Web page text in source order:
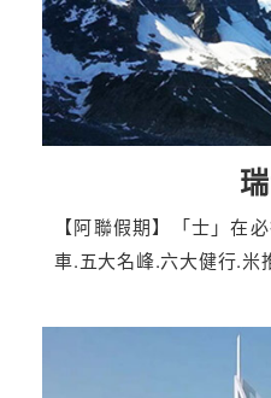
【阿聯假期】「士」在
車.五大名峰.六大健行.米